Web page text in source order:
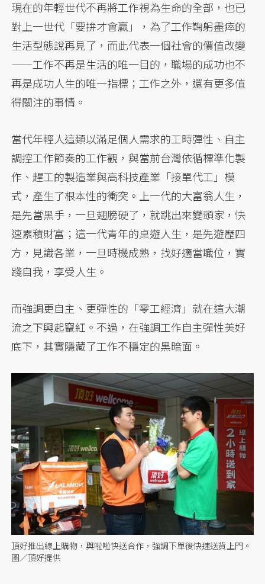
現在的年輕世代不再將工作視為生命的全部，也已
對上一世代「要拚才會贏」，為了工作鞠躬盡瘁的
生活型態說再見了，而此代表一個社會的價值改變
——工作不再是生活的唯一目的，職場的成功也不
再是成功人生的唯一指標；工作之外，還有更多值
得關注的事情。
當代年輕人這類以滿足個人需求的工時彈性、自主
調控工作節奏的工作觀，與當前台灣依循標準化製
作、趕工的製造業與高科技產業「接單代工」模
式，產生了根本性的衝突。上一代的大富翁人生，
是先當黑手，一旦翅膀硬了，就跳出來變頭家，快
速累積財富；這一代青年的桌遊人生，是先遊歷四
方，見識各業，一旦時機成熟，找好適當職位，實
踐自我，享受人生。
而強調更自主、更彈性的「零工經濟」就在這大潮
流之下興起竄紅。不過，在強調工作自主彈性美好
底下，其實隱藏了工作不穩定的黑暗面。
頂好推出線上購物，與啦啦快送合作，強調下單後快速送貨上門。
圖／頂好提供